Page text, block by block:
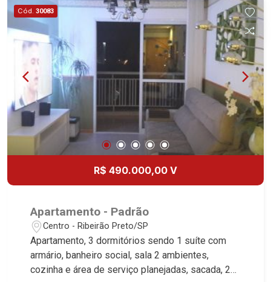
Cód. 30083
R$ 490.000,00 V
Apartamento - Padrão
Centro - Ribeirão Preto/SP
Apartamento, 3 dormitórios sendo 1 suíte com
armário, banheiro social, sala 2 ambientes,
cozinha e área de serviço planejadas, sacada, 2